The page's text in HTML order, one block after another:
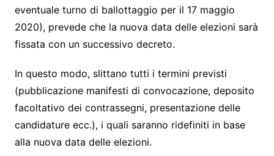
eventuale turno di ballottaggio per il 17 maggio
2020), prevede che la nuova data delle elezioni sarà
fissata con un successivo decreto.
In questo modo, slittano tutti i termini previsti
(pubblicazione manifesti di convocazione, deposito
facoltativo dei contrassegni, presentazione delle
candidature ecc.), i quali saranno ridefiniti in base
alla nuova data delle elezioni.